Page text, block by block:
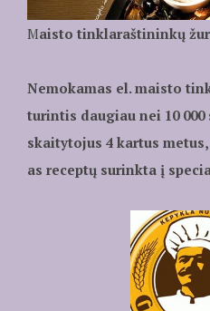
Maisto tinklaraštininkų
Nemokamas el. maisto
turintis daugiau nei 10
skaitytojus 4 kartus
as receptų surinkta į